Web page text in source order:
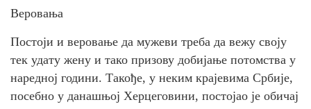
Веровања
Постоји и веровање да мужеви треба да вежу своју
тек удату жену и тако призову добијање потомства у
наредној години. Такође, у неким крајевима Србије,
посебно у данашњој Херцеговини, постојао је обичај